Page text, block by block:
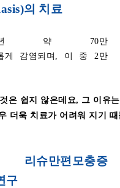
의 치료
약 70만
게 감염되며 , 이 중 2만
것은 쉽지 않은데요, 그 이유는
더욱 치료가 어려워 지기 때
리슈만편모충증
구